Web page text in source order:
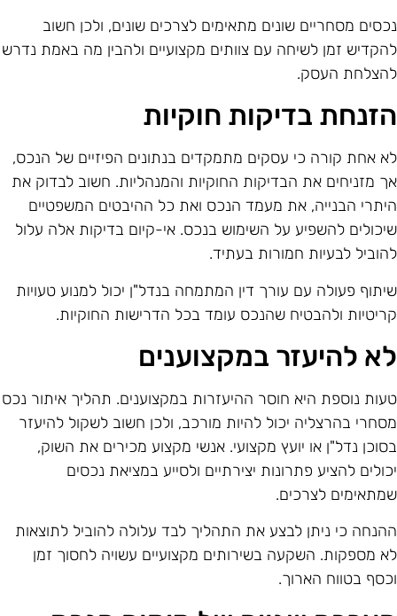
מסחריים שונים מתאימים לצרכים שונים, ולכן חשוב
זמן לשיחה עם צוותים מקצועיים ולהבין מה באמת נדרש
העסק.
בדיקות חוקיות
אחת קורה כי עסקים מתמקדים בנתונים הפיזיים של הנכס,
מזניחים את הבדיקות החוקיות והמנהליות. חשוב לבדוק את
הבנייה, את מעמד הנכס ואת כל ההיבטים המשפטיים
להשפיע על השימוש בנכס. אי-קיום בדיקות אלה עלול
לבעיות חמורות בעתיד.
פעולה עם עורך דין המתמחה בנדל"ן יכול למנוע טעויות
ולהבטיח שהנכס עומד בכל הדרישות החוקיות.
להיעזר במקצוענים
נוספת היא חוסר ההיעזרות במקצוענים. תהליך איתור נכס
בהרצליה יכול להיות מורכב, ולכן חשוב לשקול להיעזר
נדל"ן או יועץ מקצועי. אנשי מקצוע מכירים את השוק,
להציע פתרונות יצירתיים ולסייע במציאת נכסים
לצרכים.
כי ניתן לבצע את התהליך לבד עלולה להוביל לתוצאות
מספקות. השקעה בשירותים מקצועיים עשויה לחסוך זמן
בטווח הארוך.